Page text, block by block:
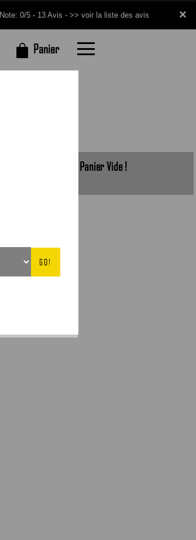
×
Note: 0/5 - 13 Avis - >> voir la liste des avis
Panier
×
Panier Vide !